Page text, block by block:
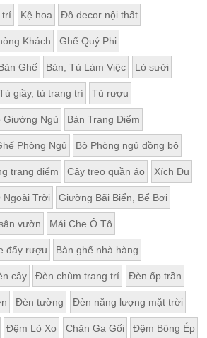
trí Kệ hoa Đồ decor nội thất
Khách Ghế Quý Phi
Ghế Bàn, Tủ Làm Việc Lò sưởi
giầy, tủ trang trí Tủ rượu
Giường Ngủ Bàn Trang Điểm
Phòng Ngủ Bộ Phòng ngủ đồng bộ
trang điểm Cây treo quần áo Xích Đu
Ngoài Trời Giường Bãi Biển, Bể Bơi
vườn Mái Che Ô Tô
đẩy rượu Bàn ghế nhà hàng
cây Đèn chùm trang trí Đèn ốp trần
Đèn tường Đèn năng lượng mặt trời
Đệm Lò Xo Chăn Ga Gối Đệm Bông Ép